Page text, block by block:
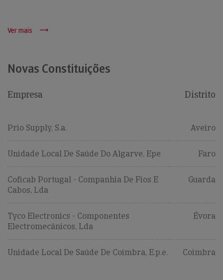
Ver mais
Novas Constituições
Empresa Distrito
Prio Supply, S.a. Aveiro
Unidade Local De Saúde Do Algarve, Epe Faro
Coficab Portugal - Companhia De Fios E
Cabos, Lda
Guarda
Tyco Electronics - Componentes
Electromecânicos, Lda
Évora
Unidade Local De Saúde De Coimbra, E.p.e. Coimbra